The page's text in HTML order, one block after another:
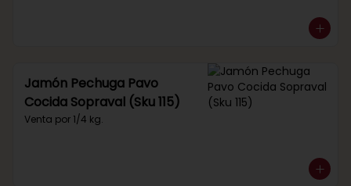
Jamón Pechuga Pavo
Cocida Sopraval (Sku 115)
Venta por 1/4 kg.